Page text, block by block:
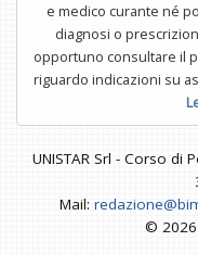
e medico curante né
diagnosi o
opportuno consultare il
riguardo indicazioni su
UNISTAR Srl - Corso di
Mail:
© 2026